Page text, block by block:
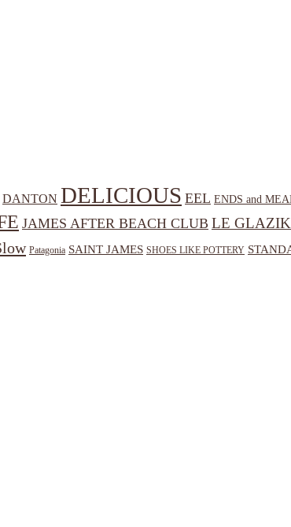
DANTON DELICIOUS EEL ENDS and
JAMES AFTER BEACH CLUB LE GLAZIK
Patagonia SAINT JAMES SHOES LIKE POTTERY